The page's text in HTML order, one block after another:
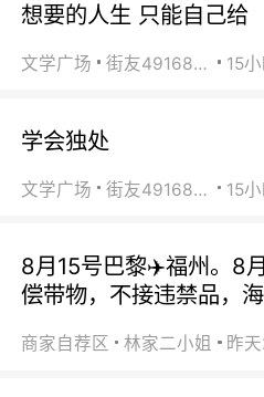
想要的人生 只能自己给
文学广场 街友49168527 15
学会独处
文学广场 街友49168527 15
8月15号巴黎✈️福州。8
偿带物，不接违禁品，
商家自荐区 林家二小姐 昨